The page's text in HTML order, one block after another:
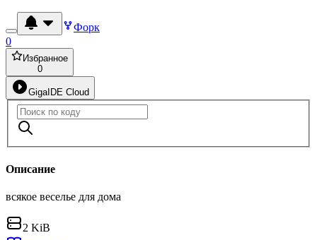
Форк
0
Избранное
0
GigaIDE Cloud
Описание
всякое веселье для дома
2 KiB